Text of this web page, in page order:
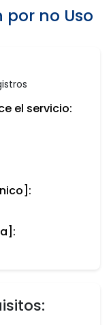
no Uso
el servicio: